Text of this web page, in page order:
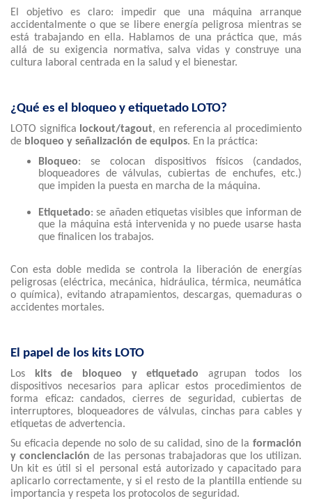
El objetivo es claro: impedir que una máquina arranque
accidentalmente o que se libere energía peligrosa mientras se
está trabajando en ella. Hablamos de una práctica que, más
allá de su exigencia normativa, salva vidas y construye una
cultura laboral centrada en la salud y el bienestar.
¿Qué es el bloqueo y etiquetado LOTO?
LOTO significa lockout/tagout, en referencia al procedimiento
de bloqueo y señalización de equipos. En la práctica:
Bloqueo: se colocan dispositivos físicos (candados,
bloqueadores de válvulas, cubiertas de enchufes, etc.)
que impiden la puesta en marcha de la máquina.
Etiquetado: se añaden etiquetas visibles que informan de
que la máquina está intervenida y no puede usarse hasta
que finalicen los trabajos.
Con esta doble medida se controla la liberación de energías
peligrosas (eléctrica, mecánica, hidráulica, térmica, neumática
o química), evitando atrapamientos, descargas, quemaduras o
accidentes mortales.
El papel de los kits LOTO
Los kits de bloqueo y etiquetado agrupan todos los
dispositivos necesarios para aplicar estos procedimientos de
forma eficaz: candados, cierres de seguridad, cubiertas de
interruptores, bloqueadores de válvulas, cinchas para cables y
etiquetas de advertencia.
Su eficacia depende no solo de su calidad, sino de la formación
y concienciación de las personas trabajadoras que los utilizan.
Un kit es útil si el personal está autorizado y capacitado para
aplicarlo correctamente, y si el resto de la plantilla entiende su
importancia y respeta los protocolos de seguridad.